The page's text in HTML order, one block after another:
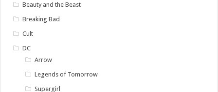
Beauty and the Beast
Breaking Bad
Cult
DC
Arrow
Legends of Tomorrow
Supergirl